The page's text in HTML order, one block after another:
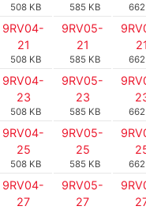
508 KB 585 KB
9RV04-
21
508 KB
9RV05-
21
585 KB
9RV04-
23
508 KB
9RV05-
23
585 KB
9RV04-
25
508 KB
9RV05-
25
585 KB
9RV04-
27
9RV05-
27